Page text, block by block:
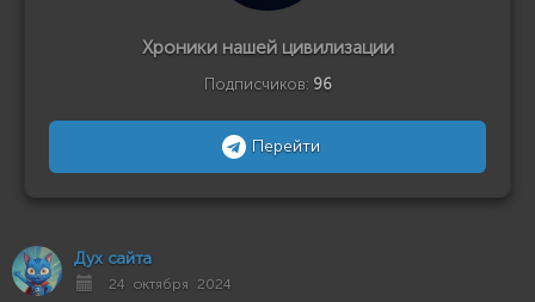
Хроники нашей цивилизации
Подписчиков: 96
Перейти
Дух сайта
24 октября 2024